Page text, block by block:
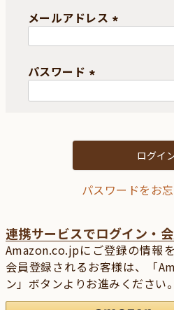
メールアドレス
パスワード
)
ログイ
パスワードをお
連携サービスでログイン・
Amazon.co.jpにご登録の情報
会員登録されるお客様は、「
ン」ボタンよりお進みください。